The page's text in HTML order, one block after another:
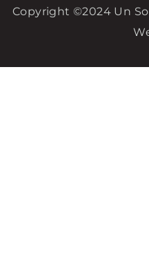
Copyright ©2024 Un